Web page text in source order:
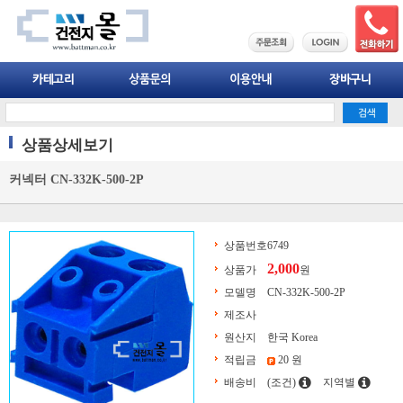
상품상세보기
커넥터 CN-332K-500-2P
상품번호6749
상품가
2,000원
모델명
CN-332K-500-2P
제조사
원산지
한국 Korea
적립금
20 원
배송비
(조건) 지역별